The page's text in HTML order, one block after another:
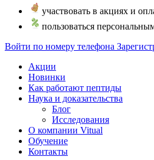
участвовать в акциях и
пользоваться
Войти по номеру телефона
Акции
Новинки
Как работают пептиды
Наука и доказательства
Блог
Исследования
О компании Vitual
Обучение
Контакты